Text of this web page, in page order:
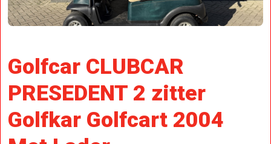
Golfcar CLUBCAR
PRESEDENT 2 zitter
Golfkar Golfcart 2004